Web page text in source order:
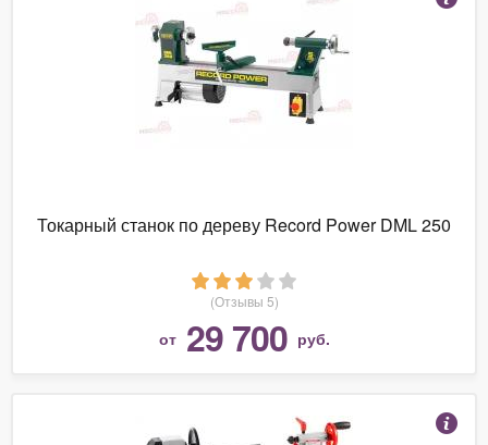
Токарный станок по дереву Record Power DML 250
(Отзывы 5)
от 29 700 руб.